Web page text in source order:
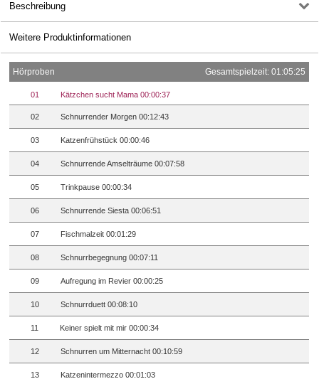
Beschreibung
Weitere Produktinformationen
Hörproben Gesamtspielzeit: 01:05:25
01 Kätzchen sucht Mama 00:00:37
02 Schnurrender Morgen 00:12:43
03 Katzenfrühstück 00:00:46
04 Schnurrende Amselträume 00:07:58
05 Trinkpause 00:00:34
06 Schnurrende Siesta 00:06:51
07 Fischmalzeit 00:01:29
08 Schnurrbegegnung 00:07:11
09 Aufregung im Revier 00:00:25
10 Schnurrduett 00:08:10
11 Keiner spielt mit mir 00:00:34
12 Schnurren um Mitternacht 00:10:59
13 Katzenintermezzo 00:01:03